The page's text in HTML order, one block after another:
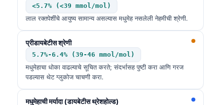
<5.7% (<39 mmol/mol)
लाल रक्तपेशींचे आयुष्य सामान्य असल्यास मधुमेह नसलेली नेहमीची श्रेणी.
प्रीडायबेटीस श्रेणी
5.7%-6.4% (39-46 mmol/mol)
मधुमेहाचा धोका वाढल्याचे सूचित करते; संदर्भासह पुष्टी करा आणि गरज
पडल्यास थेट ग्लुकोज चाचणी करा.
मधुमेहाची मर्यादा (डायबेटीस थ्रेशहोल्ड)